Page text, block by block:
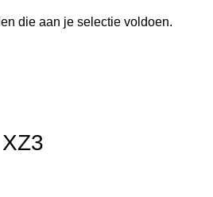
die aan je selectie voldoen.